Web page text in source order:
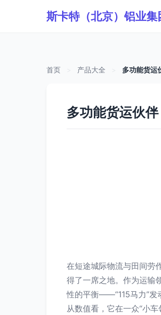
斯卡特（北京）铝业集
首页 产品大全 多功能货运
多功能货运伙
在短途城际物流与田间劳
得了一席之地。作为运输
性的平衡——“115马力”发
从数值看，它在一众“小